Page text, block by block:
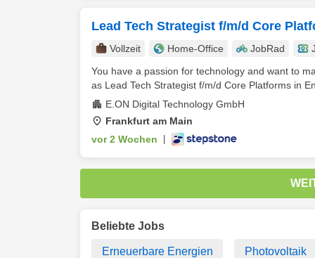
Lead Tech Strategist f/m/d Core
Vollzeit Home-Office JobRad
You have a passion for technology and want to
as Lead Tech Strategist f/m/d Core Platforms in
E.ON Digital Technology GmbH
Frankfurt am Main
vor 2 Wochen
Beliebte Jobs
Erneuerbare Energien Photovoltaik